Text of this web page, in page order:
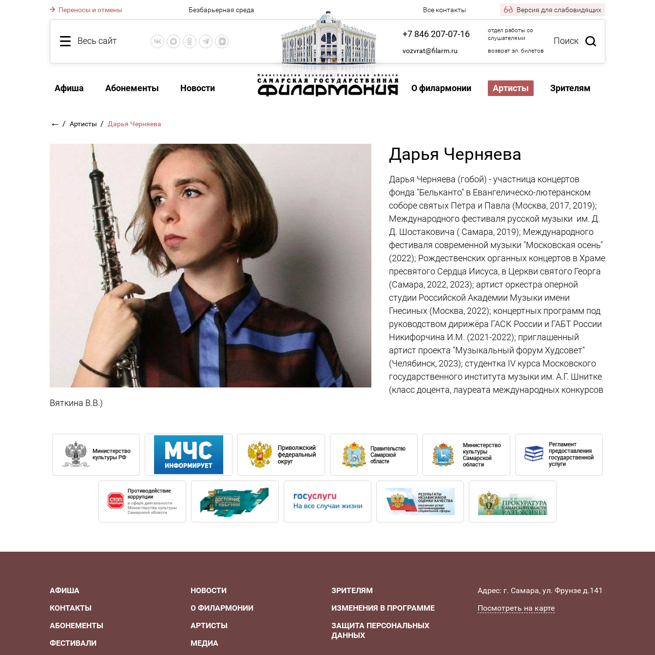
Переносы и отмены Безбарьерная среда Все контакты Версия для слабовидящих
Весь сайт Поиск
+7 846 207-07-16
отдел работы со
слушателями
vozvrat@filarm.ru возврат эл. билетов
Афиша Абонементы Новости О филармонии Артисты Зрителям
← / Артисты / Дарья Черняева
Дарья Черняева
Дарья Черняева (гобой) - участница концертов
фонда "Бельканто" в Евангелическо-лютеранском
соборе святых Петра и Павла (Москва, 2017, 2019);
Международного фестиваля русской музыки им. Д.
Д. Шостаковича ( Самара, 2019); Международного
фестиваля современной музыки "Московская осень"
(2022); Рождественских органных концертов в Храме
пресвятого Сердца Иисуса, в Церкви святого Георга
(Самара, 2022, 2023); артист оркестра оперной
студии Российской Академии Музыки имени
Гнесиных (Москва, 2022); концертных программ под
руководством дирижёра ГАСК России и ГАБТ России
Никифорчина И.М. (2021-2022); приглашенный
артист проекта "Музыкальный форум Худсовет"
(Челябинск, 2023); студентка IV курса Московского
государственного института музыки им. А.Г. Шнитке
(класс доцента, лауреата международных конкурсов
Вяткина В.В.)
АФИША
КОНТАКТЫ
АБОНЕМЕНТЫ
ФЕСТИВАЛИ
НОВОСТИ
О ФИЛАРМОНИИ
АРТИСТЫ
МЕДИА
ЗРИТЕЛЯМ
ИЗМЕНЕНИЯ В ПРОГРАММЕ
ЗАЩИТА ПЕРСОНАЛЬНЫХ
ДАННЫХ
Адрес: г. Самара, ул. Фрунзе д.141
Посмотреть на карте